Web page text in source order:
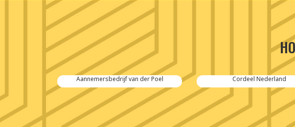
Aannemersbedrijf van der Poel Cordeel Nederland